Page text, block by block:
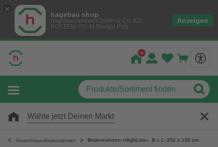
hagebau shop
hagebau connect GmbH & Co. KG
KOSTENLOS- In Google Play
Anzeigen
Wähle jetzt Deinen Markt
Gartenhaus-Bodenrahmen Bodenrahmen »HighLine«, B x L: 252 x 132 cm